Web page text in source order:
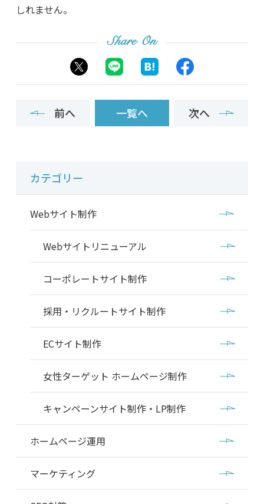
しれません。
Share On
前へ 一覧へ 次へ
カテゴリー
Webサイト制作
Webサイトリニューアル
コーポレートサイト制作
採用・リクルートサイト制作
ECサイト制作
女性ターゲット ホームページ制作
キャンペーンサイト制作・LP制作
ホームページ運用
マーケティング